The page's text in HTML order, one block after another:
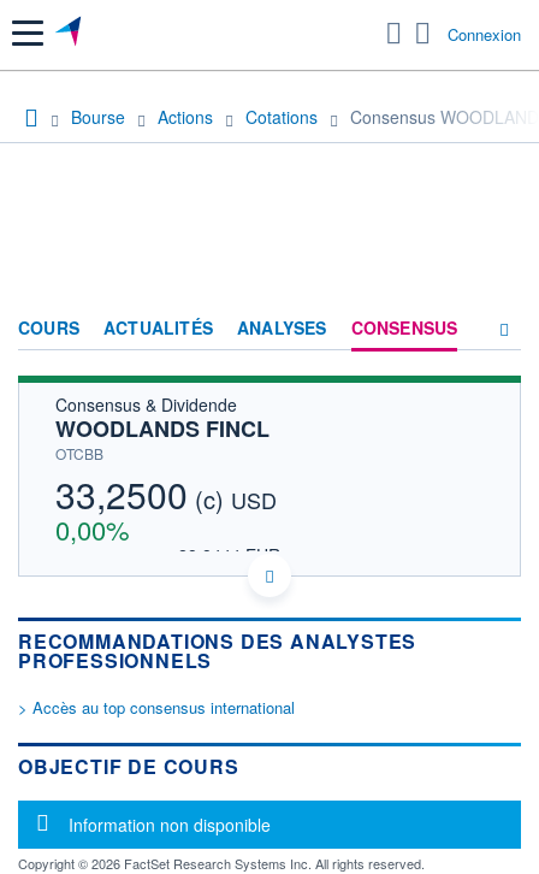
Menu Connexion
Bourse Actions Cotations Consensus
COURS ACTUALITÉS ANALYSES CONSENSUS
ACTIONNAIRES
Consensus & Dividende
WOODLANDS FINCL
OTCBB
33,2500 (c) USD
0,00%
28,8444 EUR
DONNÉES TEMPS DIFFÉRÉ
Politique d'exécution
Cotation sur les autres places
OUVERTURE CLÔTURE VEILLE
0,0000
0
VALORISATION
RECOMMANDATIONS DES ANALYSTES
PROFESSIONNELS
> Accès au top consensus international
OBJECTIF DE COURS
Message d'information
Information non disponible
Copyright © 2026 FactSet Research Systems Inc. All rights reserved.